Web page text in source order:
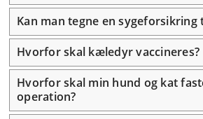
Kan man tegne en
Hvorfor skal kæledyr vaccineres?
Hvorfor skal min hund og kat
operation?